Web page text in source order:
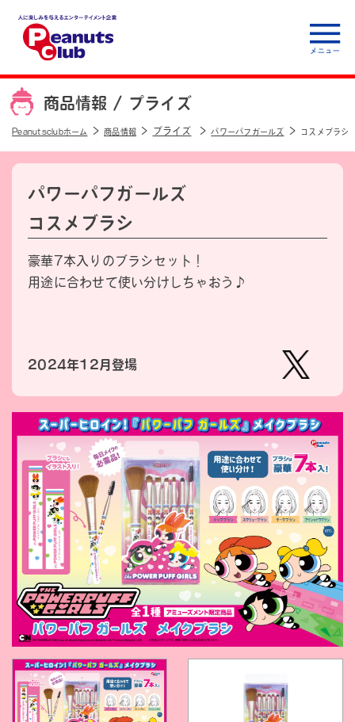
人に楽しみを与えるエ
ンターテイメント企
業 Peanuts club
商品情報 / プライズ
Peanutsclubホーム 商品情報 プライズ パワーパフガールズ コスメブラシ
パワーパフガールズ
コスメブラシ
豪華7本入りのブラシセット！
用途に合わせて使い分けしちゃおう♪
2024年12月登場
ーナッ
ツクラ
ブのプ
ライズ
商品の
Xはこ
ちら